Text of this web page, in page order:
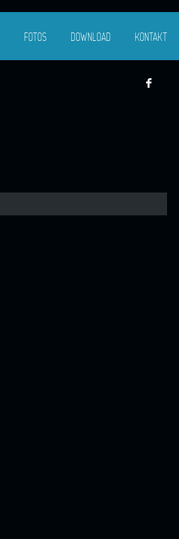
FOTOS DOWNLOAD KONTAKT